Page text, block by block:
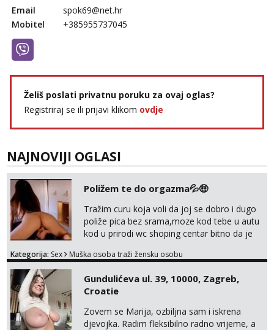
Email
spok69@net.hr
Mobitel
+385955737045
Želiš poslati privatnu poruku za ovaj oglas?
Registriraj se ili prijavi klikom ovdje
NAJNOVIJI OGLASI
Poližem te do orgazma💦🤑
Tražim curu koja voli da joj se dobro i dugo
poliže pica bez srama,moze kod tebe u autu
kod u prirodi wc shoping centar bitno da je
jer nisam solo. Zgodan sam i diskretan,sliku
za brz dogovor Kontakt 0958759047
Kategorija: Sex Muška osoba traži žensku osobu
Gundulićeva ul. 39, 10000, Zagreb,
Croatie
Zovem se Marija, ozbiljna sam i iskrena
djevojka. Radim fleksibilno radno vrijeme, a